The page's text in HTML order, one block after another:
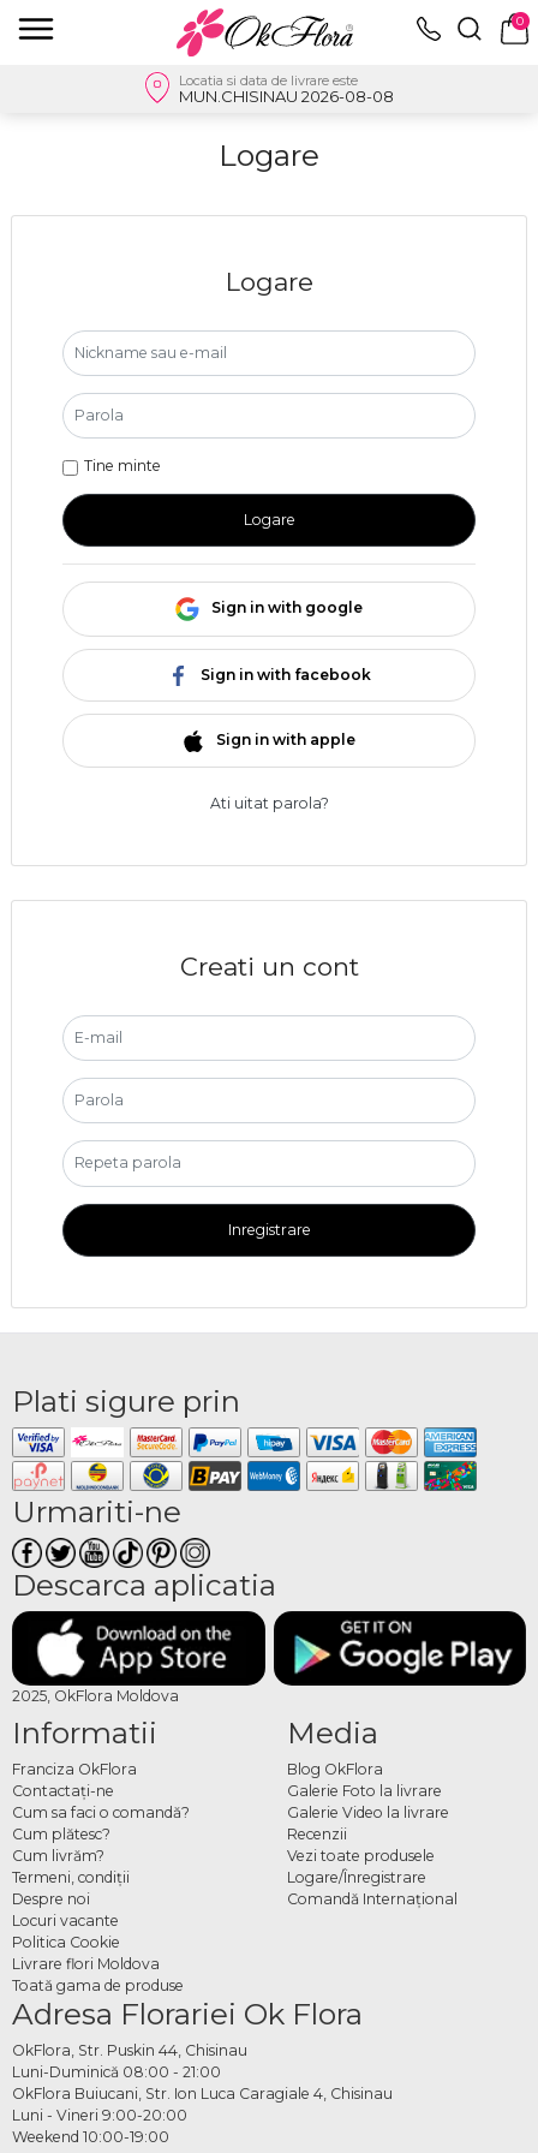
0
Locatia si data de livrare este
MUN.CHISINAU 2026-08-08
Logare
Logare
Tine minte
Logare
Sign in with google
Sign in with facebook
Sign in with apple
Ati uitat parola?
Creati un cont
Inregistrare
Plati sigure prin
Urmariti-ne
Descarca aplicatia
2025, OkFlora Moldova
Informatii
Franciza OkFlora
Contactaţi-ne
Cum sa faci o comandă?
Cum plătesc?
Cum livrăm?
Termeni, condiţii
Despre noi
Locuri vacante
Politica Cookie
Livrare flori Moldova
Toată gama de produse
Media
Blog OkFlora
Galerie Foto la livrare
Galerie Video la livrare
Recenzii
Vezi toate produsele
Logare/Înregistrare
Comandă Internațional
Adresa Florariei Ok Flora
OkFlora, Str. Puskin 44, Chisinau
Luni-Duminică 08:00 - 21:00
OkFlora Buiucani, Str. Ion Luca Caragiale 4, Chisinau
Luni - Vineri 9:00-20:00
Weekend 10:00-19:00